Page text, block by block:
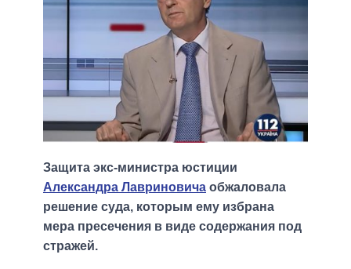
Защита экс-министра юстиции
Александра Лавриновича обжаловала
решение суда, которым ему избрана
мера пресечения в виде содержания под
стражей.